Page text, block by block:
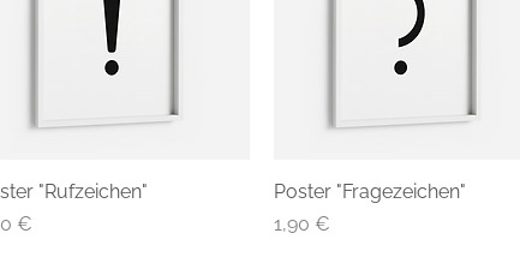
"Rufzeichen"
€
Poster "Fragezeichen"
Preis
1,90 €